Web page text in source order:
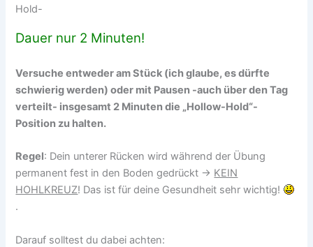
Hold-
Dauer nur 2 Minuten!
Versuche entweder am Stück (ich glaube, es dürfte
schwierig werden) oder mit Pausen -auch über den Tag
verteilt- insgesamt 2 Minuten die „Hollow-Hold“-
Position zu halten.
Regel: Dein unterer Rücken wird während der Übung
permanent fest in den Boden gedrückt -> KEIN
HOHLKREUZ! Das ist für deine Gesundheit sehr wichtig!
.
Darauf solltest du dabei achten: